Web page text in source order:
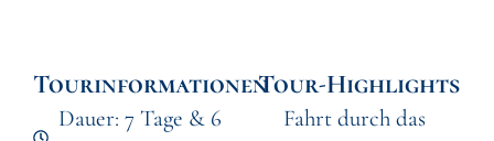
Tourinformationen
Dauer: 7 Tage & 6
Tour-Highlights
Fahrt durch das